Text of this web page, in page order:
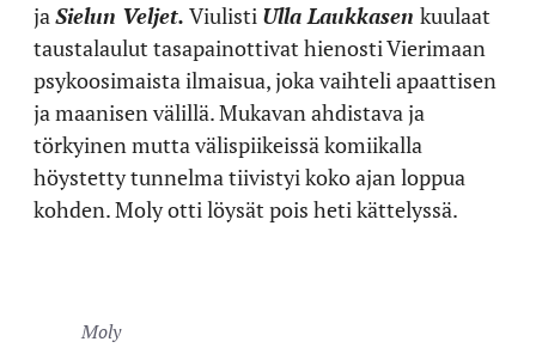
jaSielun Veljet. Viulisti Ulla Laukkasen kuulaat
taustalaulut tasapainottivat hienosti Vierimaan
psykoosimaista ilmaisua, joka vaihteli apaattisen
ja maanisen välillä. Mukavan ahdistava ja
törkyinen mutta välispiikeissä komiikalla
höystetty tunnelma tiivistyi koko ajan loppua
kohden. Moly otti löysät pois heti kättelyssä.
Moly